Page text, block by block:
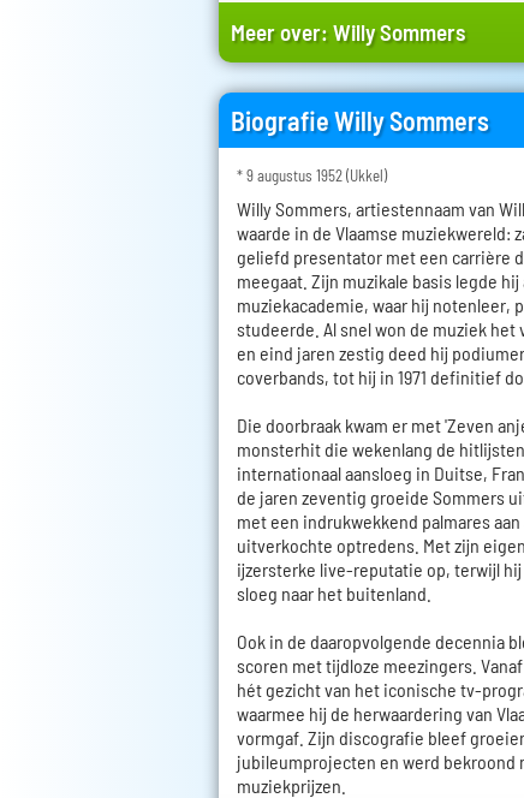
Meer over:Willy Sommers
Biografie Willy Sommers
* 9 augustus 1952 (Ukkel)
Willy Sommers, artiestennaam van
waarde in de Vlaamse muziekwereld:
geliefd presentator met een carrière
meegaat. Zijn muzikale basis legde
muziekacademie, waar hij notenleer,
studeerde. Al snel won de muziek het
en eind jaren zestig deed hij
coverbands, tot hij in 1971 definitief
Die doorbraak kwam er met 'Zeven
monsterhit die wekenlang de
internationaal aansloeg in Duitse,
de jaren zeventig groeide Sommers
met een indrukwekkend palmares
uitverkochte optredens. Met zijn
ijzersterke live-reputatie op, terwijl
sloeg naar het buitenland.
Ook in de daaropvolgende decennia
scoren met tijdloze meezingers.
hét gezicht van het iconische tv-
waarmee hij de herwaardering van
vormgaf. Zijn discografie bleef
jubileumprojecten en werd bekroond
muziekprijzen.